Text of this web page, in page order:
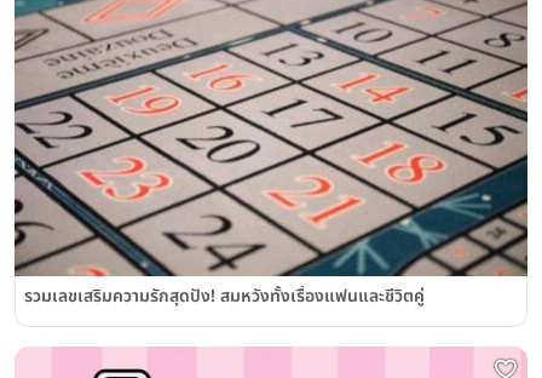
รวมเลขเสริมความรักสุดปัง! สมหวังทั้งเรื่องแฟนและชีวิตคู่